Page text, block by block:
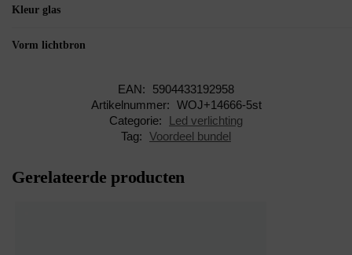
Kleur glas
Vorm lichtbron
EAN:
5904433192958
Artikelnummer: WOJ+14666-5st
Categorie:
Led verlichting
Tag: Voordeel bundel
Gerelateerde producten